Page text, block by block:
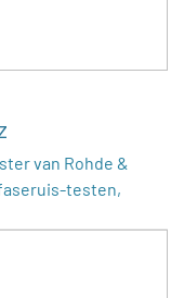
van Rohde &
testen,